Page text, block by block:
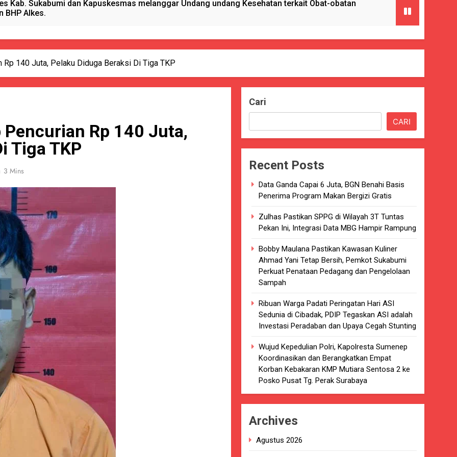
Kab. Sukabumi dan Kapuskesmas melanggar Undang undang Kesehatan terkait Obat-obatan
BHP Alkes.
Timur Menyalurkan Bantuan Beras Bapang (Bantuan Pangan) ke Enam Kalinya.
Satgas Yonif 310/KK Peduli Generasi Emas Papua
Hydrogen RAHO Club dan IMI, Dobrak Dunia Kesehatan
Pijat, Polres Sumenep Amankan Warga Pragaan Pelaku Pencabulan
Pejabat Terlibat pengadaan Antropometri Tahun 2023 Di Dinkes Kab. Sukabumi.
Kreatif Di Momen MPLS, Satgas Yonif 310/KK Berikan Wasbang Serta Pelatihan PBB
KE 7, SEKDA ADE SEBUT PENYELENGGARAAN SANGAT BAIK
Pemasok BHP Alkes ke Puskesmas-Puskesmas se-kabupaten Sukabumi selama 7 Tahun.
Bahagia Saat Satgas Yonif 310/KK Bagikan Puluhan Pakaian
Kab. Sukabumi terlibat dalam pengadaan obat akan kadaluarsa di puskesmas.
sidak ke Dinkes dan keseluruh Puskesmas di Kab. Sukabumi terkait Dugaan beredar nya Obat
Ungkap Kasus Pencabulan Terhadap Anak
Dugaan Puskesmas beli obat akan Kadaluarsa,Ketua Komisi 4 DPRD Kabupaten Sukabumi Angkat
Satgas Yonif 310/KK Lakukan Pengecatan Dan Pembenahan
Sukabumi Angkat Bicara Terkait Dugaan pembelian obat yang akan Kadaluarsa oleh Puskesmas
Obat oleh Puskesmas di Kab. Sukabumi yang akan Kadaluarsa.
Rp 140 Juta, Pelaku Diduga Beraksi Di Tiga TKP
Rp 140 Juta,
Tiga TKP
3 Mins
Cari
CARI
Recent Posts
Data Ganda Capai 6 Juta, BGN Benahi Basis
Penerima Program Makan Bergizi Gratis
Zulhas Pastikan SPPG di Wilayah 3T Tuntas
Pekan Ini, Integrasi Data MBG Hampir Rampung
Bobby Maulana Pastikan Kawasan Kuliner
Ahmad Yani Tetap Bersih, Pemkot Sukabumi
Perkuat Penataan Pedagang dan Pengelolaan
Sampah
Ribuan Warga Padati Peringatan Hari ASI
Sedunia di Cibadak, PDIP Tegaskan ASI adalah
Investasi Peradaban dan Upaya Cegah Stunting
Wujud Kepedulian Polri, Kapolresta Sumenep
Koordinasikan dan Berangkatkan Empat
Korban Kebakaran KMP Mutiara Sentosa 2 ke
Posko Pusat Tg. Perak Surabaya
Archives
Agustus 2026